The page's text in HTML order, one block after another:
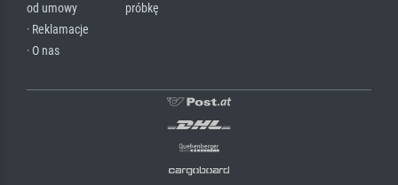
od umowy
· Reklamacje
· O nas
próbkę